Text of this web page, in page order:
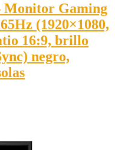
Monitor Gaming
(1920×1080,
16:9, brillo
negro,